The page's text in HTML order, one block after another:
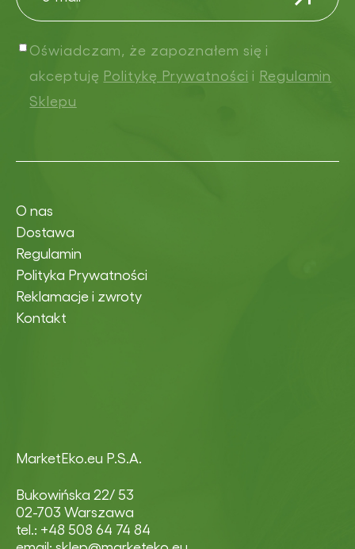
Oświadczam, że zapoznałem się i
akceptuję Politykę Prywatności i Regulamin
Sklepu
MarketEko.eu P.S.A.
Bukowińska 22/ 53
02-703 Warszawa
tel.: +48 508 64 74 84
O nas
Dostawa
Regulamin
Polityka Prywatności
Reklamacje i zwroty
Kontakt